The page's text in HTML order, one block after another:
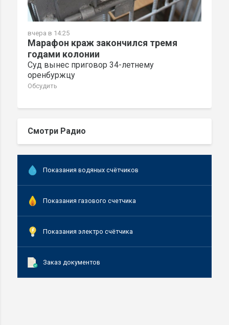
вчера в 14:25
Марафон краж закончился тремя
годами колонии
Суд вынес приговор 34-летнему
оренбуржцу
Обсудить
Смотри Радио
Показания водяных счётчиков
Показания газового счетчика
Показания электро счётчика
Заказ документов